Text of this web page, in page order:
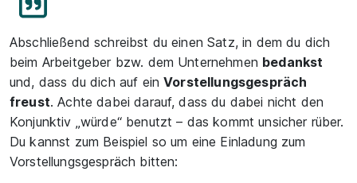
Abschließend schreibst du einen Satz, in dem du dich
beim Arbeitgeber bzw. dem Unternehmen bedankst
und, dass du dich auf einVorstellungsgespräch
freust. Achte dabei darauf, dass du dabei nicht den
Konjunktiv „würde“ benutzt – das kommt unsicher rüber.
Du kannst zum Beispiel so um eine Einladung zum
Vorstellungsgespräch bitten: